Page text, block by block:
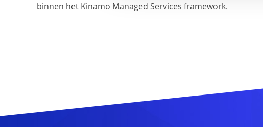
binnen het Kinamo Managed Services framework.